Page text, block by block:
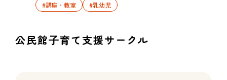
#講座・教室 #乳幼児
公民館子育て支援サークル